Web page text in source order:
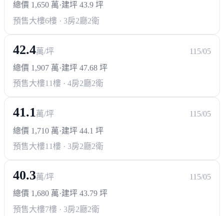
慈濟醫院
政府機構
其他
漢神洲際購物廣場(興建中)
總價 1,650 萬·建坪 43.9 坪
預售大樓6樓 · 3房2廳2衛
42.4萬/坪
115/05
總價 1,907 萬·建坪 47.68 坪
預售大樓11樓 · 4房2廳2衛
41.1萬/坪
115/05
總價 1,710 萬·建坪 44.1 坪
預售大樓11樓 · 3房2廳2衛
40.3萬/坪
115/05
總價 1,680 萬·建坪 43.79 坪
預售大樓7樓 · 3房2廳2衛